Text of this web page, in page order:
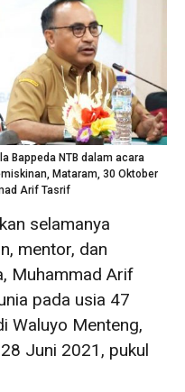
Bappeda NTB dalam acara
Mataram, 30 Oktober
Arif Tasrif
selamanya
mentor, dan
Muhammad Arif
pada usia 47
Waluyo Menteng,
Juni 2021, pukul